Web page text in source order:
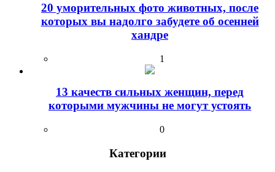
20 уморительных фото животных, после
которых вы надолго забудете об осенней
хандре
1
13 качеств сильных женщин, перед
которыми мужчины не могут устоять
0
Категории